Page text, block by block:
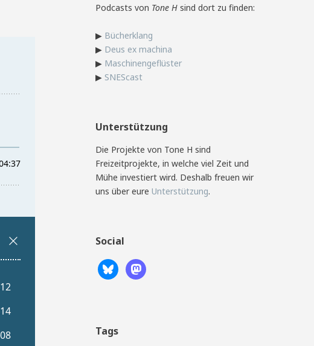
Podcasts von Tone H sind dort zu finden:
▶ Bücherklang
▶ Deus ex machina
▶ Maschinengeflüster
▶ SNEScast
Unterstützung
Die Projekte von Tone H sind
Freizeitprojekte, in welche viel Zeit und
Mühe investiert wird. Deshalb freuen wir
uns über eure Unterstützung.
Social
Tags